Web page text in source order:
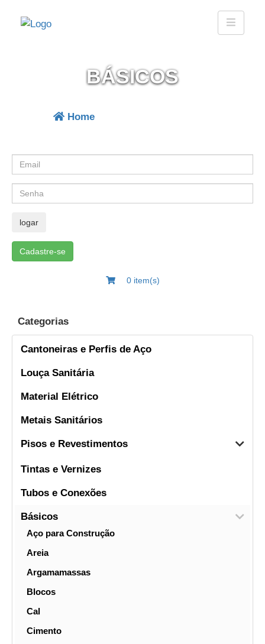
BÁSICOS
Home
Cadastre-se
0 item(s)
Categorias
Cantoneiras e Perfis de Aço
Louça Sanitária
Material Elétrico
Metais Sanitários
Pisos e Revestimentos
Tintas e Vernizes
Tubos e Conexões
Básicos
Aço para Construção
Areia
Argamamassas
Blocos
Cal
Cimento